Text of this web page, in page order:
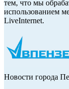
тем, что мы
использованием
LiveInternet.
Новости города